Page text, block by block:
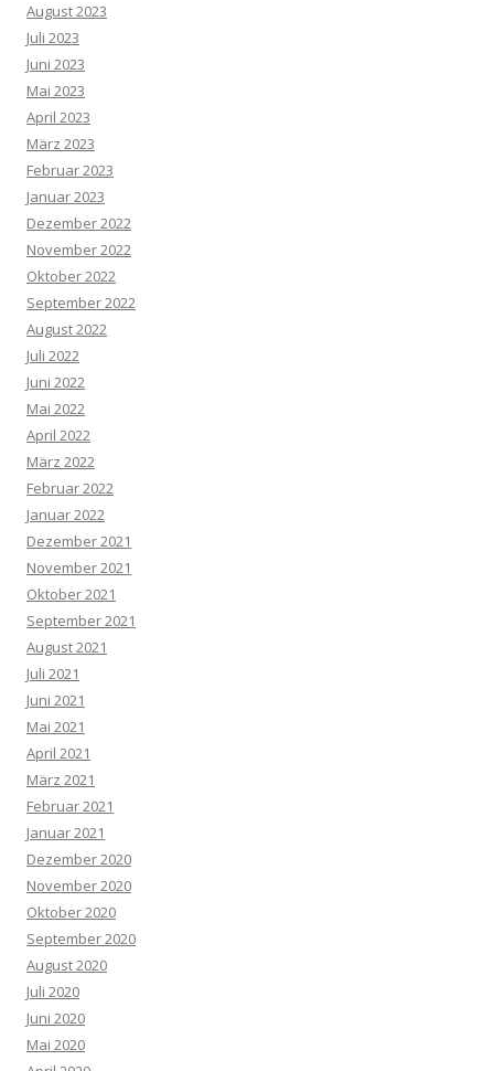
August 2023
Juli 2023
Juni 2023
Mai 2023
April 2023
März 2023
Februar 2023
Januar 2023
Dezember 2022
November 2022
Oktober 2022
September 2022
August 2022
Juli 2022
Juni 2022
Mai 2022
April 2022
März 2022
Februar 2022
Januar 2022
Dezember 2021
November 2021
Oktober 2021
September 2021
August 2021
Juli 2021
Juni 2021
Mai 2021
April 2021
März 2021
Februar 2021
Januar 2021
Dezember 2020
November 2020
Oktober 2020
September 2020
August 2020
Juli 2020
Juni 2020
Mai 2020